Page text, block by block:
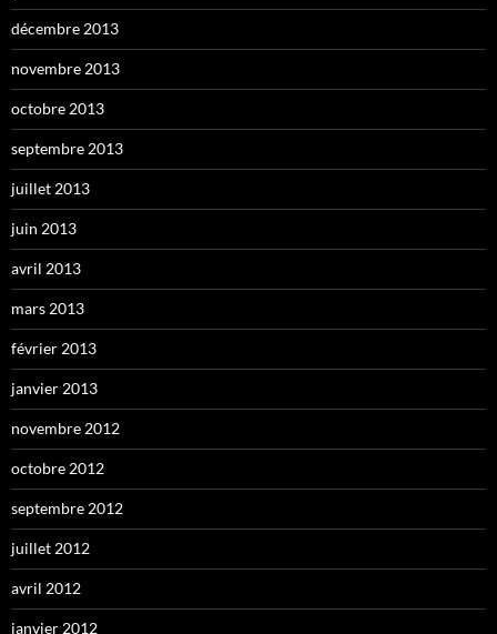
décembre 2013
novembre 2013
octobre 2013
septembre 2013
juillet 2013
juin 2013
avril 2013
mars 2013
février 2013
janvier 2013
novembre 2012
octobre 2012
septembre 2012
juillet 2012
avril 2012
janvier 2012